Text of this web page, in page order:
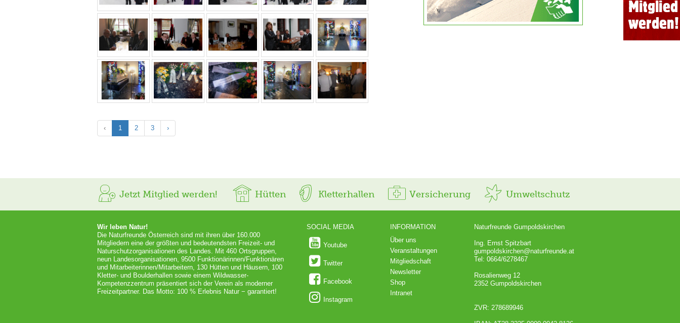
‹ 1 2 3 ›
Jetzt Mitglied werden! Hütten Kletterhallen Versicherung Umweltschutz
Wir leben Natur!
Die Naturfreunde Österreich sind mit ihren über 160.000
Mitgliedern eine der größten und bedeutendsten Freizeit- und
Naturschutzorganisationen des Landes. Mit 460 Ortsgruppen,
neun Landesorganisationen, 9500 Funktionärinnen/Funktionären
und Mitarbeiterinnen/Mitarbeitern, 130 Hütten und Häusern, 100
Kletter- und Boulderhallen sowie einem Wildwasser-
Kompetenzzentrum präsentiert sich der Verein als moderner
Freizeitpartner. Das Motto: 100 % Erlebnis Natur − garantiert!
SOCIAL MEDIA
Youtube
Twitter
Facebook
Instagram
INFORMATION
Über uns
Veranstaltungen
Mitgliedschaft
Newsletter
Shop
Intranet
Naturfreunde Gumpoldskirchen
Ing. Ernst Spitzbart
gumpoldskirchen@naturfreunde.at
Tel: 0664/6278467
Rosalienweg 12
2352 Gumpoldskirchen
ZVR: 278689946